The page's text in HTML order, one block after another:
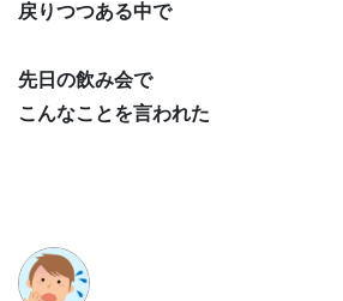
戻りつつある中で
先日の飲み会で
こんなことを言われた